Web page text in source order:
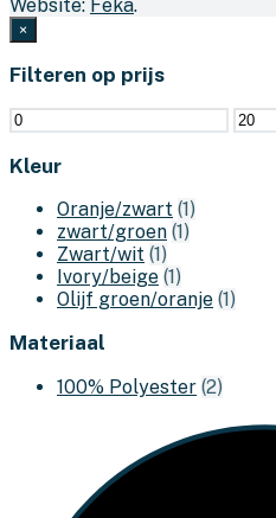
Website: Feka.
×
Filteren op prijs
Min.
prijs
Max.
prijs
Kleur
Oranje/zwart (1)
zwart/groen (1)
Zwart/wit (1)
Ivory/beige (1)
Olijf groen/oranje (1)
Materiaal
100% Polyester (2)